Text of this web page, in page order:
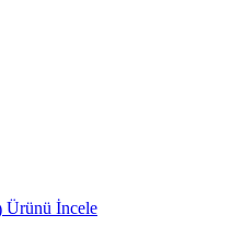
Ürünü İncele